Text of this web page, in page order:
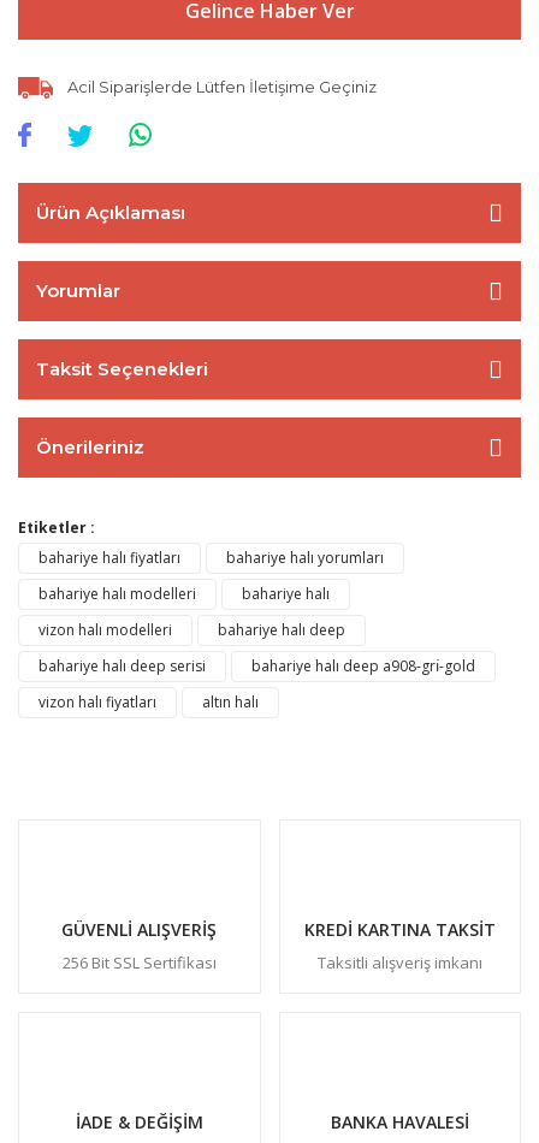
Gelince Haber Ver
Acil Siparişlerde Lütfen İletişime Geçiniz
Ürün Açıklaması
Yorumlar
Taksit Seçenekleri
Önerileriniz
Etiketler :
bahariye halı fiyatları
bahariye halı yorumları
bahariye halı modelleri
bahariye halı
vizon halı modelleri
bahariye halı deep
bahariye halı deep serisi
bahariye halı deep a908-grı̇-gold
vizon halı fiyatları
altın halı
GÜVENLİ ALIŞVERİŞ
256 Bit SSL Sertifikası
KREDİ KARTINA TAKSİT
Taksitli alışveriş imkanı
İADE & DEĞİŞİM BANKA HAVALESİ